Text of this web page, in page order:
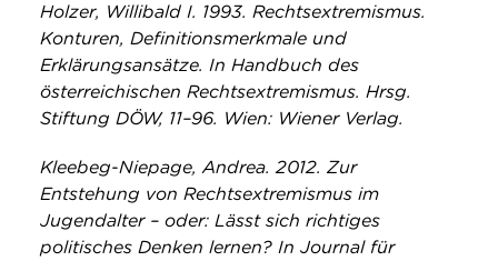
Holzer, Willibald I. 1993. Rechtsextremismus.
Konturen, Definitionsmerkmale und
Erklärungsansätze. In Handbuch des
österreichischen Rechtsextremismus. Hrsg.
Stiftung DÖW, 11–96. Wien: Wiener Verlag.
Kleebeg-Niepage, Andrea. 2012. Zur
Entstehung von Rechtsextremismus im
Jugendalter – oder: Lässt sich richtiges
politisches Denken lernen? In Journal für